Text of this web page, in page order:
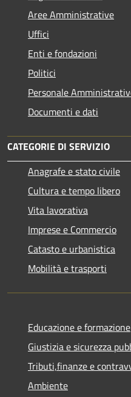
Aree Amministrative
Uffici
Enti e fondazioni
Politici
Personale
Documenti e dati
CATEGORIE DI SERVIZIO
Anagrafe e stato civile
Cultura e tempo libero
Vita lavorativa
Imprese e Commercio
Catasto e urbanistica
Mobilità e trasporti
Educazione e formazione
Giustizia e sicurezza
Tributi,finanze e
Ambiente